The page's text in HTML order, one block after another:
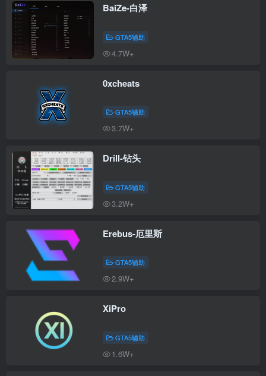
BaiZe-白泽
GTA5辅助
4.7W+
0xcheats
GTA5辅助
3.7W+
Drill-钻头
GTA5辅助
3.2W+
Erebus-厄里斯
GTA5辅助
2.9W+
XiPro
GTA5辅助
1.6W+